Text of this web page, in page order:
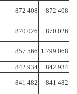
872 408 872 408
870 026 870 026
857 566 1 799 068
842 934 842 934
841 482 841 482